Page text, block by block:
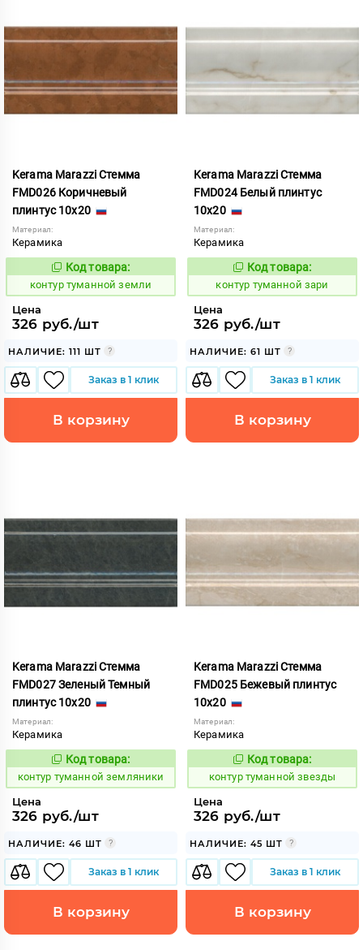
Kerama Marazzi Стемма
FMD026 Коричневый
плинтус 10x20
Материал:
Керамика
763155
Код товара:
контур туманной земли
Цена
326 руб./шт
НАЛИЧИЕ: 111 ШТ
Заказ в 1 клик
В корзину
Kerama Marazzi Стемма
FMD024 Белый плинтус
10x20
Материал:
Керамика
763153
Код товара:
контур туманной зари
Цена
326 руб./шт
НАЛИЧИЕ: 61 ШТ
Заказ в 1 клик
В корзину
Kerama Marazzi Стемма
FMD027 Зеленый Темный
плинтус 10x20
Материал:
Керамика
763156
Код товара:
контур туманной земляники
Цена
326 руб./шт
НАЛИЧИЕ: 46 ШТ
Заказ в 1 клик
В корзину
Kerama Marazzi Стемма
FMD025 Бежевый плинтус
10x20
Материал:
Керамика
763154
Код товара:
контур туманной звезды
Цена
326 руб./шт
НАЛИЧИЕ: 45 ШТ
Заказ в 1 клик
В корзину